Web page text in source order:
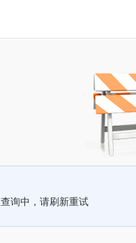
询中，请刷新重试